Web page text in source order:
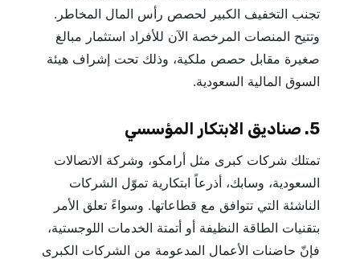
تجنب التخفيف الكبير لحصص رأس المال المخاطر.
وتتيح المنصات المرخصة الآن للأفراد استثمار مبالغ
صغيرة مقابل حصص ملكية، وذلك تحت إشراف هيئة
السوق المالية السعودية.
5. صناديق الابتكار المؤسسي
تمتلك شركات كبرى مثل أرامكو، وشركة الاتصالات
السعودية، وسابك، أذرعاً ابتكارية تموّل الشركات
الناشئة التي تتوافق مع قطاعاتها. وسواءً تعلق الأمر
بتقنيات الطاقة النظيفة أو أتمتة الخدمات اللوجستية،
فإنّ حاضنات الأعمال المدعومة من الشركات الكبرى